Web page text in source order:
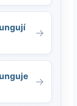
→
→